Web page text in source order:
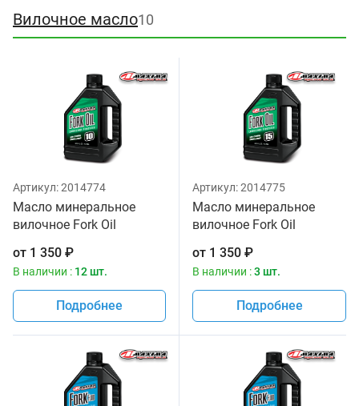
Вилочное масло10
Артикул:2014774
Масло минеральное
вилочное Fork Oil
Maxima 1 литр
от 1 350 ₽
В наличии : 12 шт.
Подробнее
Артикул:2014775
Масло минеральное
вилочное Fork Oil
Maxima 1 литр
от 1 350 ₽
В наличии :3 шт.
Подробнее